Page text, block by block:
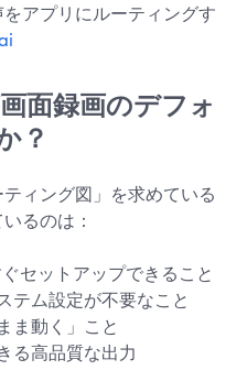
アプリにルーティングす
面録画のデフォ
？
ィング図」を求めている
るのは：
セットアップできること
テム設定が不要なこと
ま動く」こと
る高品質な出力